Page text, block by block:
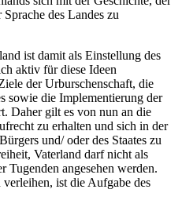
des Landes zu
ist damit als Einstellung des
aktiv für diese Ideen
der Urburschenschaft, die
sowie die Implementierung der
Daher gilt es von nun an die
zu erhalten und sich in der
und/ oder des Staates zu
Vaterland darf nicht als
angesehen werden.
ist die Aufgabe des